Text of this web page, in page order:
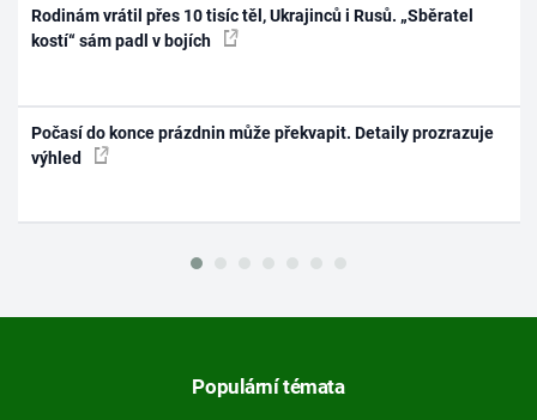
Rodinám vrátil přes 10 tisíc těl, Ukrajinců i Rusů. „Sběratel
kostí“ sám padl v bojích
Počasí do konce prázdnin může překvapit. Detaily prozrazuje
výhled
Populární témata